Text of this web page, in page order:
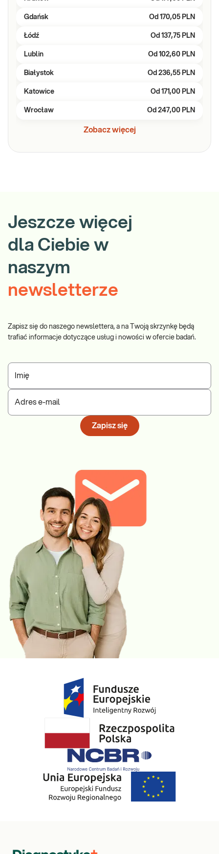
Gdańsk Od 170,05 PLN
Łódź Od 137,75 PLN
Lublin Od 102,60 PLN
Białystok Od 236,55 PLN
Katowice Od 171,00 PLN
Wrocław Od 247,00 PLN
Zobacz więcej
Jeszcze więcej
dla Ciebie w
naszym
newsletterze
Zapisz się do naszego newslettera, a na Twoją skrzynkę będą
trafiać informacje dotyczące usług i nowości w ofercie badań.
Imię
Adres e-mail
Zapisz się